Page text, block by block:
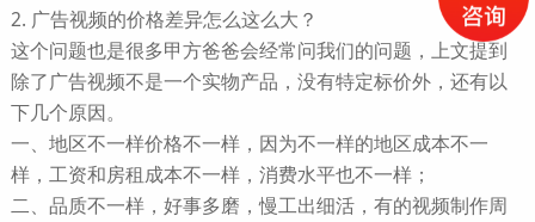
2. 广告视频的价格差异怎么这么大？
这个问题也是很多甲方爸爸会经常问我们的问题，上文提到
除了广告视频不是一个实物产品，没有特定标价外，还有以
下几个原因。
一、地区不一样价格不一样，因为不一样的地区成本不一
样，工资和房租成本不一样，消费水平也不一样；
二、品质不一样，好事多磨，慢工出细活，有的视频制作周